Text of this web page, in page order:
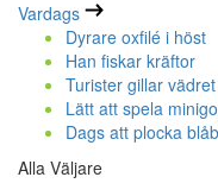
Vardags
Dyrare oxfilé i höst
Han fiskar kräftor
Turister gillar vädret
Lätt att spela
Dags att plocka
Alla Väljare